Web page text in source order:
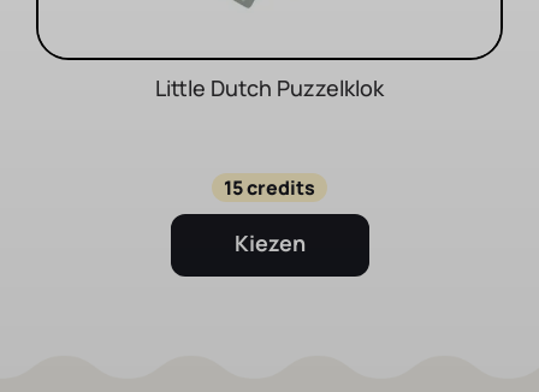
Little Dutch Puzzelklok
15 credits
Kiezen